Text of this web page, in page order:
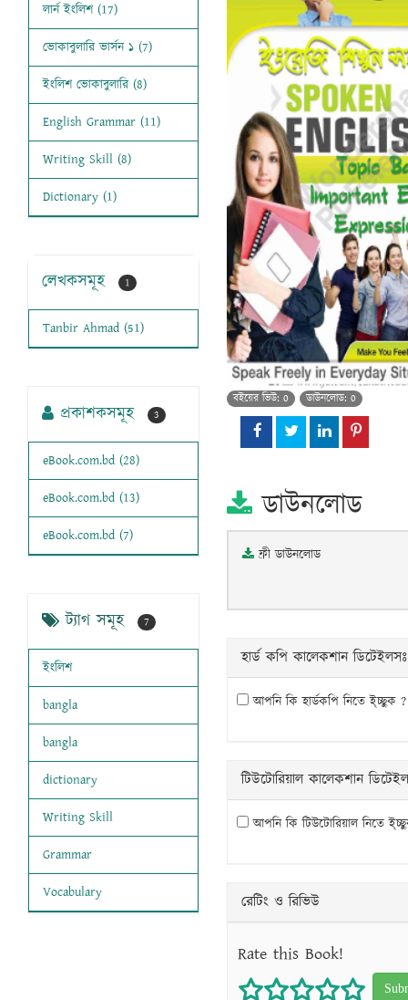
বইয়ের ভিউ: 0 ডাউনলোড: 0
ডাউনলোড
ফ্রী ডাউনলোড
হার্ড কপি কালেকশান ডিটেইলসঃ
আপনি কি হার্ডকপি নিতে ই্চ্ছুক ?
টিউটোরিয়াল কালেকশান
আপনি কি টিউটোরিয়াল নিতে
রেটিং ও রিভিউ
Rate this Book!
5
4
3 stars
2 stars
1 star
লার্ন ইংলিশ (17)
ভোকাবুলারি ভার্সন ১ (7)
ইংলিশ ভোকাবুলারি (8)
English Grammar (11)
Writing Skill (8)
Dictionary (1)
লেখকসমূহ 1
Tanbir Ahmad (51)
প্রকাশকসমূহ 3
eBook.com.bd (28)
eBook.com.bd (13)
eBook.com.bd (7)
ট্যাগ সমূহ 7
ইংলিশ
bangla
bangla
dictionary
Writing Skill
Grammar
Vocabulary